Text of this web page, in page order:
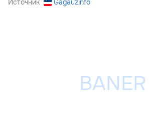
Источник Gagauzinfo